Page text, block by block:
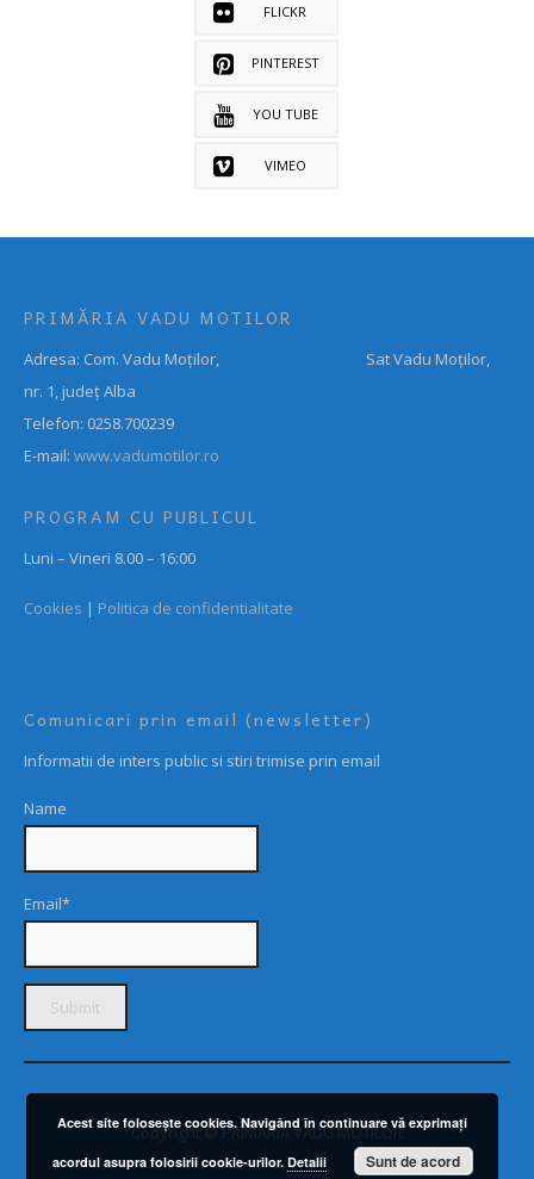
FLICKR
PINTEREST
YOU TUBE
VIMEO
PRIMĂRIA VADU MOTILOR
Adresa: Com. Vadu Moților, Sat Vadu Moților,
nr. 1, județ Alba
Telefon: 0258.700239
E-mail: www.vadumotilor.ro
PROGRAM CU PUBLICUL
Luni – Vineri 8.00 – 16:00
Cookies | Politica de confidentialitate
Comunicari prin email (newsletter)
Informatii de inters public si stiri trimise prin email
Name
Email*
Copyright © PRIMARIA VADU MOTILOR
Acest site foloseşte cookies. Navigând în continuare vă exprimaţi
acordul asupra folosirii cookie-urilor. Detalii Sunt de acord